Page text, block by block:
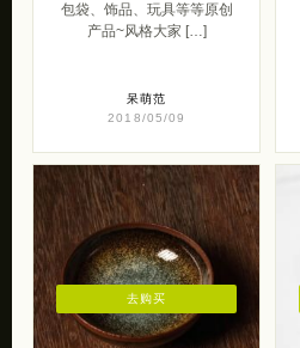
包袋、饰品、玩具等等原创
产品~风格大家 […]
呆萌范
2018/05/09
去购买